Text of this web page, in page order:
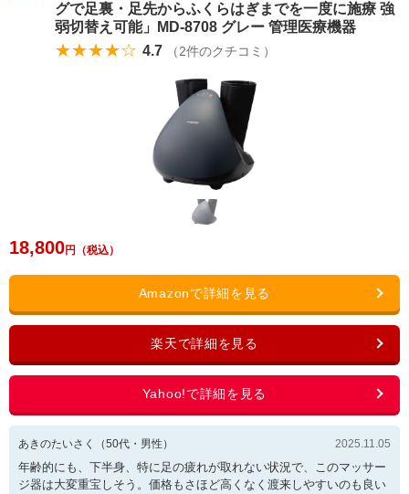
グで足裏・足先からふくらはぎまでを一度に施療 強
弱切替え可能」MD-8708 グレー 管理医療機器
★★★★☆ 4.7 （2件のクチコミ）
18,800
あきのたいさく （50代・ 男性 ） 2025.11.05
年齢的にも、下半身、特に足の疲れが取れない状況で、このマッサー
ジ器は大変重宝しそう。価格もさほど高くなく渡来しやすいのも良い